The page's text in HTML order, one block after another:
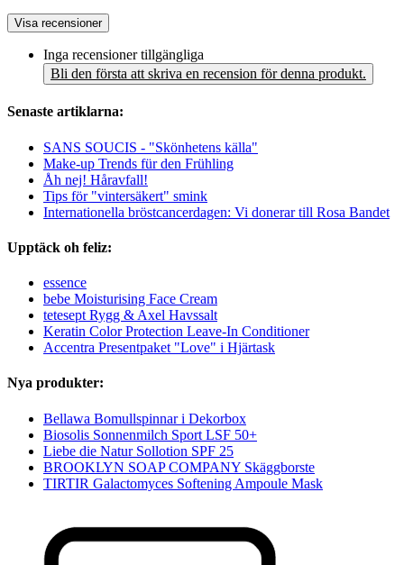
Visa recensioner
Inga recensioner tillgängliga
Bli den första att skriva en recension för denna produkt.
Senaste artiklarna:
SANS SOUCIS - "Skönhetens källa"
Make-up Trends für den Frühling
Åh nej! Håravfall!
Tips för "vintersäkert" smink
Internationella bröstcancerdagen: Vi donerar till Rosa Bandet
Upptäck oh feliz:
essence
bebe Moisturising Face Cream
tetesept Rygg & Axel Havssalt
Keratin Color Protection Leave-In Conditioner
Accentra Presentpaket "Love" i Hjärtask
Nya produkter:
Bellawa Bomullspinnar i Dekorbox
Biosolis Sonnenmilch Sport LSF 50+
Liebe die Natur Sollotion SPF 25
BROOKLYN SOAP COMPANY Skäggborste
TIRTIR Galactomyces Softening Ampoule Mask